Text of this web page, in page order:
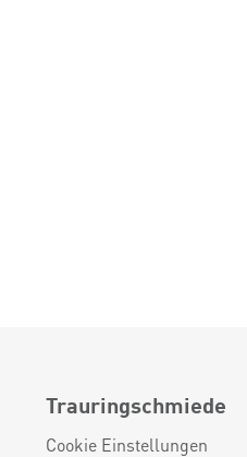
Trauringschmiede
Cookie Einstellungen